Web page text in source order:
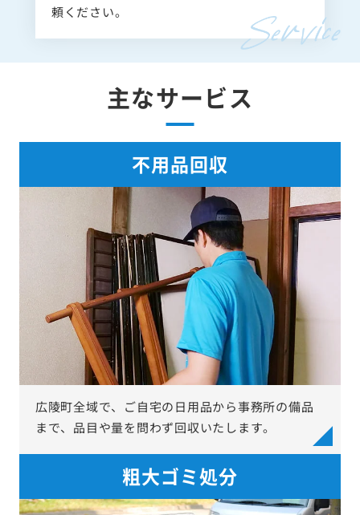
頼ください。
主なサービス
不用品回収
広陵町全域で、ご自宅の日用品から事務所の備品
まで、品目や量を問わず回収いたします。
粗大ゴミ処分